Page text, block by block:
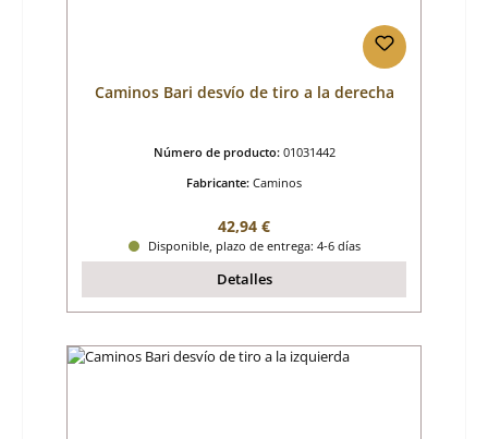
Caminos Bari desvío de tiro a la derecha
Número de producto: 01031442
Fabricante: Caminos
Precio normal:
42,94 €
Disponible, plazo de entrega: 4-6 días
Detalles